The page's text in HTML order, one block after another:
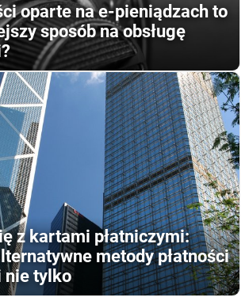
oparte na e-pieniądzach to
sposób na obsługę
z kartami płatniczymi:
metody płatności
nie tylko